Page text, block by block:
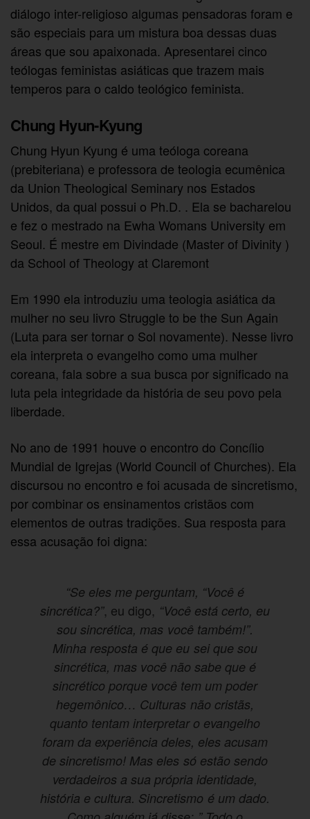
diálogo inter-religioso algumas pensadoras foram e
são especiais para um mistura boa dessas duas
áreas que sou apaixonada. Apresentarei cinco
teólogas feministas asiáticas que trazem mais
temperos para o caldo teológico feminista.
Chung Hyun-Kyung
Chung Hyun Kyung é uma teóloga coreana
(prebiteriana) e professora de teologia ecumênica
da Union Theological Seminary nos Estados
Unidos, da qual possui o Ph.D. . Ela se bacharelou
e fez o mestrado na Ewha Womans University em
Seoul. É mestre em Divindade (Master of Divinity )
da School of Theology at Claremont
Em 1990 ela introduziu uma teologia asiática da
mulher no seu livro Struggle to be the Sun Again
(Luta para ser tornar o Sol novamente). Nesse livro
ela interpreta o evangelho como uma mulher
coreana, fala sobre a sua busca por significado na
luta pela integridade da história de seu povo pela
liberdade.
No ano de 1991 houve o encontro do Concílio
Mundial de Igrejas (World Council of Churches). Ela
discursou no encontro e foi acusada de sincretismo,
por combinar os ensinamentos cristãos com
elementos de outras tradições. Sua resposta para
essa acusação foi digna:
“Se eles me perguntam, “Você é
sincrética?”, eu digo, “Você está certo, eu
sou sincrética, mas você também!”.
Minha resposta é que eu sei que sou
sincrética, mas você não sabe que é
sincrético porque você tem um poder
hegemônico… Culturas não cristãs,
quanto tentam interpretar o evangelho
foram da experiência deles, eles acusam
de sincretismo! Mas eles só estão sendo
verdadeiros a sua própria identidade,
história e cultura. Sincretismo é um dado.